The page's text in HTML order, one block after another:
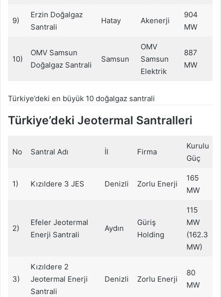
9)
Erzin Doğalgaz
Santrali
Hatay Akenerji
904
MW
10)
OMV Samsun
Doğalgaz Santrali
Samsun
OMV
Samsun
Elektrik
887
MW
Türkiye’deki en büyük 10 doğalgaz santrali
Türkiye’deki Jeotermal Santralleri
No Santral Adı İl Firma
Kurulu
Güç
1) Kızıldere 3 JES Denizli Zorlu Enerji
165
MW
2)
Efeler Jeotermal
Enerji Santrali
Aydın
Güriş
Holding
115
MW
(162.3
MW)
3)
Kızıldere 2
Jeotermal Enerji
Santrali
Denizli Zorlu Enerji
80
MW